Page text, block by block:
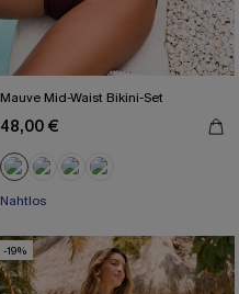
Mauve Mid-Waist Bikini-Set
48,00 €
Nahtlos
-19%